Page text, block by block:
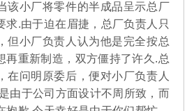
该小厂将零件的半成品呈示总厂
求.由于迫在眉捷，总厂负责人只
但小厂负责人认为他是完全按总
再重新制造，双方僵持了许久.总
在问明原委后，便对小厂负责人
由于公司方面设计不周所致，而